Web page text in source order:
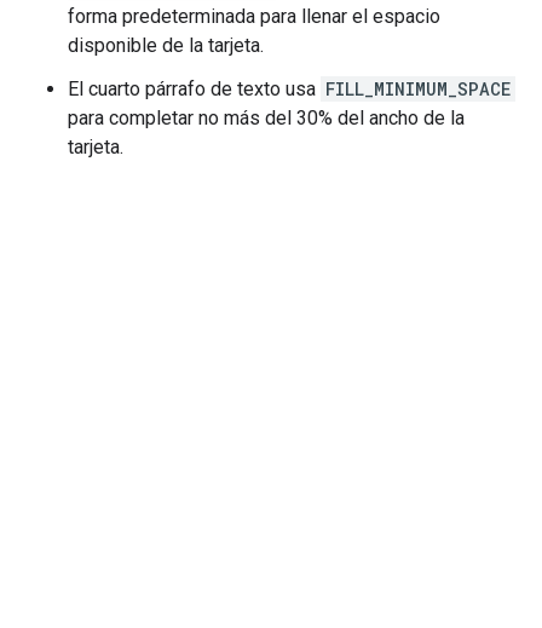
forma predeterminada para llenar el espacio
disponible de la tarjeta.
El cuarto párrafo de texto usa FILL_MINIMUM_SPACE
para completar no más del 30% del ancho de la
tarjeta.